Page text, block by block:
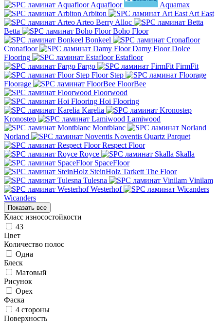
Aquafloor
Aquamax
Arbiton
Art East
Arteo Berry Alloc
Betta
Boho Floor
Bonkeel
Cronafloor
Damy Floor Dolce
Flooring
Estafloor
Fargo
FirmFit
Floor Step
Floorage
FloorBee
Floorwood
Hoi Flooring
Karelia
Kronostep
Lamiwood
Montblanc
Norland
Noventis Quartz Parquet
Respect Floor
Royce
Skalla
SpaceFloor
SteinHolz Tarkett The Floor
Tulesna
Vinilam
Westerhof
Wicanders
Показать все
Класс износостойкости
43
Цвет
Количество полос
Одна
Блеск
Матовый
Рисунок
Орех
Фаска
4 стороны
Поверхность